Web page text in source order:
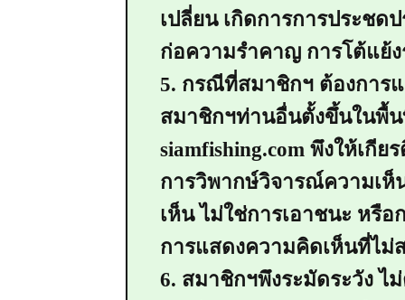
เปลี่ยน เกิดการการประชด
ก่อความรำคาญ การโต้แย้
5. กรณีที่สมาชิกฯ ต้องการ
สมาชิกฯท่านอื่นตั้งขึ้นในพื้น
siamfishing.com พึงให้เกี
การวิพากษ์วิจารณ์ความเ
เห็น ไม่ใช่การเอาชนะ หรื
การแสดงความคิดเห็นที่ไม่
6. สมาชิกฯพึงระมัดระวัง ไ